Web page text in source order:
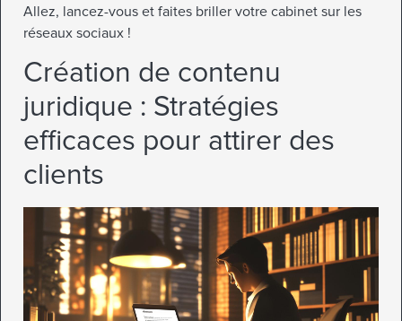
Allez, lancez-vous et faites briller votre cabinet sur les
réseaux sociaux !
Création de contenu
juridique : Stratégies
efficaces pour attirer des
clients